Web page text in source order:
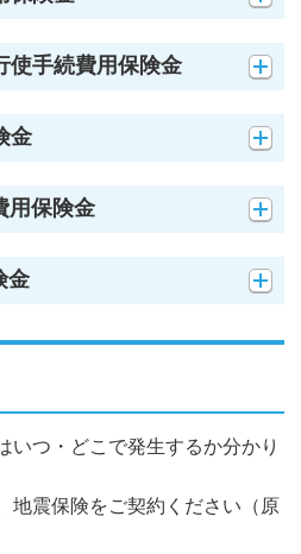
使手続費用保険金
金
用保険金
金
いつ・どこで発生するか分かり
地震保険をご契約ください（原